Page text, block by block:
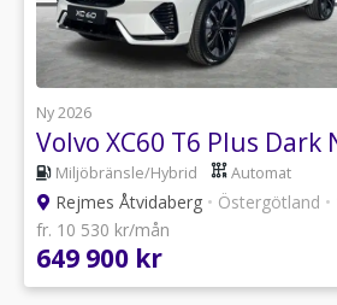
Ny 2026
Volvo XC60 T6 Plus
Miljöbränsle/Hybrid Automat
Rejmes Åtvidaberg • Östergötland •
fr. 10 530 kr/mån
649 900 kr